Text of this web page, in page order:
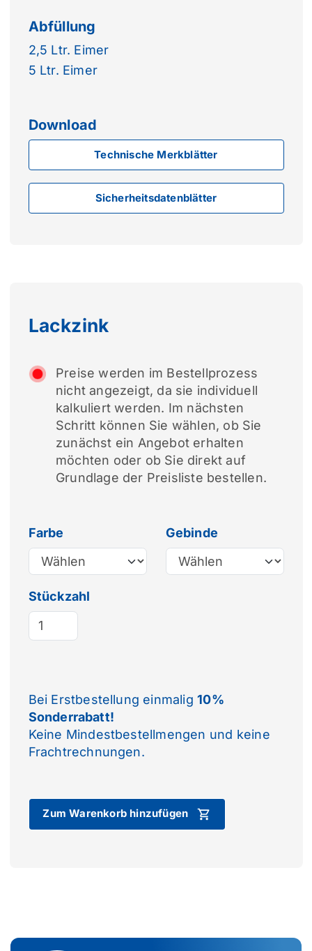
Abfüllung
2,5 Ltr. Eimer
5 Ltr. Eimer
Download
Technische Merkblätter
Sicherheitsdatenblätter
Lackzink
Preise werden im Bestellprozess
nicht angezeigt, da sie individuell
kalkuliert werden. Im nächsten
Schritt können Sie wählen, ob Sie
zunächst ein Angebot erhalten
möchten oder ob Sie direkt auf
Grundlage der Preisliste bestellen.
Farbe Gebinde
Stückzahl
Bei Erstbestellung einmalig10%
Sonderrabatt!
Keine Mindestbestellmengen und keine
Frachtrechnungen.
Zum Warenkorb hinzufügen